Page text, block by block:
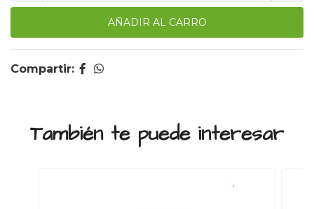
Compartir:
También te puede interesar